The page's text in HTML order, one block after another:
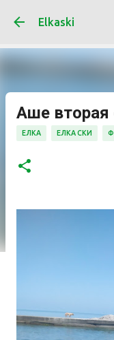
Elkaski
Аше вторая
ЕЛКА ЕЛКА СКИ